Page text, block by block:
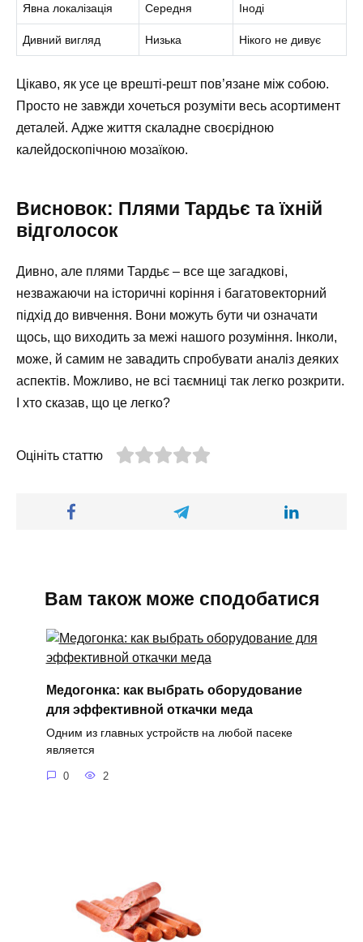
Явна локалізація Середня Іноді
Дивний вигляд Низька Нікого не дивує
Цікаво, як усе це врешті-решт пов’язане між собою.
Просто не завжди хочеться розуміти весь асортимент
деталей. Адже життя скаладне своєрідною
калейдоскопічною мозаїкою.
Висновок: Плями Тардьє та їхній
відголосок
Дивно, але плями Тардьє – все ще загадкові,
незважаючи на історичні коріння і багатовекторний
підхід до вивчення. Вони можуть бути чи означати
щось, що виходить за межі нашого розуміння. Інколи,
може, й самим не завадить спробувати аналіз деяких
аспектів. Можливо, не всі таємниці так легко розкрити.
І хто сказав, що це легко?
Оцініть статтю
Вам також може сподобатися
Медогонка: как выбрать оборудование
для эффективной откачки меда
Одним из главных устройств на любой пасеке
является
0 2